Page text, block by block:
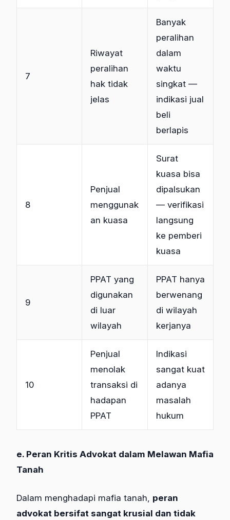
7
Riwayat
peralihan
hak tidak
jelas
Banyak
peralihan
dalam
waktu
singkat —
indikasi jual
beli
berlapis
8
Penjual
menggunak
an kuasa
Surat
kuasa bisa
dipalsukan
— verifikasi
langsung
ke pemberi
kuasa
9
PPAT yang
digunakan
di luar
wilayah
PPAT hanya
berwenang
di wilayah
kerjanya
10
Penjual
menolak
transaksi di
hadapan
PPAT
Indikasi
sangat kuat
adanya
masalah
hukum
e. Peran Kritis Advokat dalam Melawan Mafia
Tanah
Dalam menghadapi mafia tanah, peran
advokat bersifat sangat krusial dan tidak